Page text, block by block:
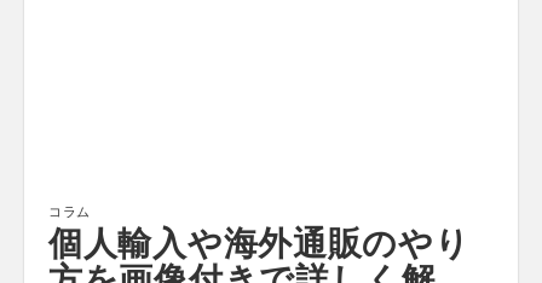
コラム
個人輸入や海外通販のやり